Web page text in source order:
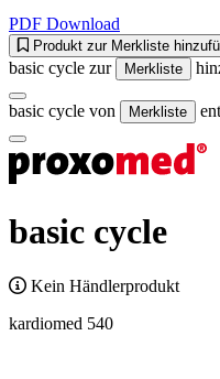
PDF Download
Produkt zur Merkliste
basic cycle zur Merkliste
basic cycle von Merkliste
basic cycle
Kein Händlerprodukt
kardiomed 540